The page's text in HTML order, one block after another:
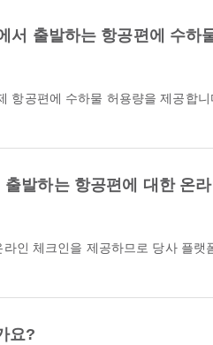
출발하는 항공편에 수하
발하는 항공편에 대한 온라
요?